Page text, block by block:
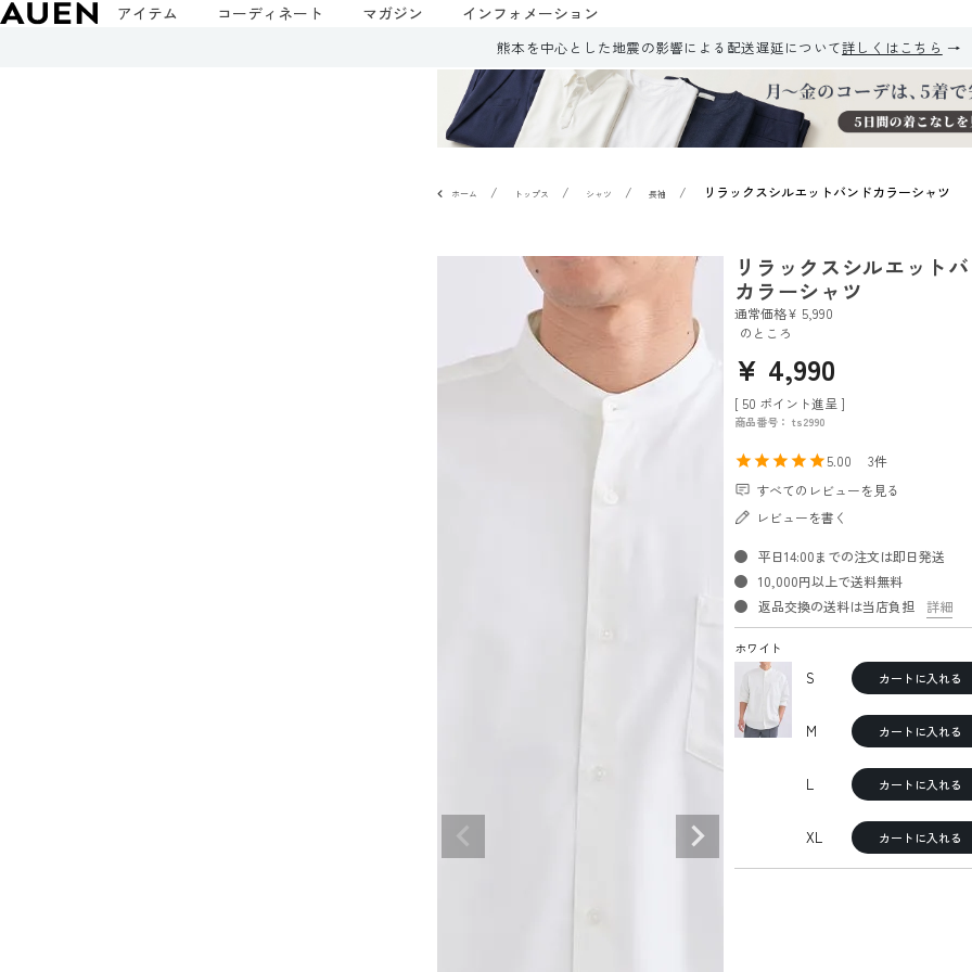
アイテム コーディネート マガジン インフォメーション
熊本を中心とした地震の影響による配送遅延について詳しくはこちら
ホーム トップス シャツ 長袖 リラックスシルエットバンドカラーシャツ
リラックスシルエット
カラーシャツ
通常価格¥ 5,990
のところ
¥ 4,990
[ 50 ポイント進呈 ]
商品番号 ts2990
5.00
3
すべてのレビューを見る
レビューを書く
平日14:00までの注文は即日発送
10,000円以上で送料無料
返品交換の送料は当店負担
詳細
ホワイト
S カートに入れる
M カートに入れる
L カートに入れる
XL カートに入れる